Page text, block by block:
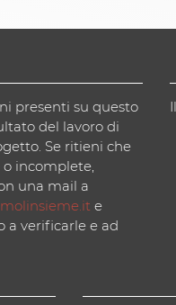
presenti su questo
del lavoro di
Se ritieni che
incomplete,
una mail a
e
a verificarle e ad